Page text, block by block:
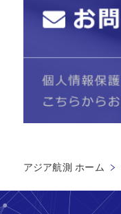
アジア航測 ホーム